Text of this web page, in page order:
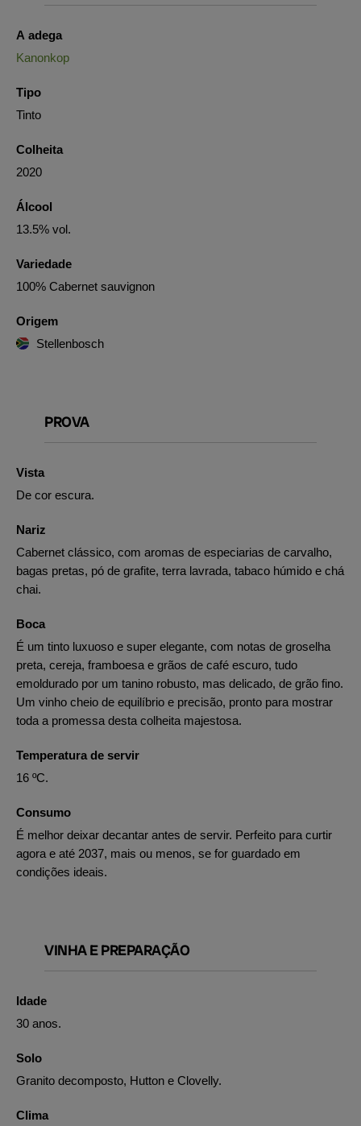
A adega
Kanonkop
Tipo
Tinto
Colheita
2020
Álcool
13.5% vol.
Variedade
100% Cabernet sauvignon
Origem
Stellenbosch
PROVA
Vista
De cor escura.
Nariz
Cabernet clássico, com aromas de especiarias de carvalho,
bagas pretas, pó de grafite, terra lavrada, tabaco húmido e chá
chai.
Boca
É um tinto luxuoso e super elegante, com notas de groselha
preta, cereja, framboesa e grãos de café escuro, tudo
emoldurado por um tanino robusto, mas delicado, de grão fino.
Um vinho cheio de equilíbrio e precisão, pronto para mostrar
toda a promessa desta colheita majestosa.
Temperatura de servir
16 ºC.
Consumo
É melhor deixar decantar antes de servir. Perfeito para curtir
agora e até 2037, mais ou menos, se for guardado em
condições ideais.
VINHA E PREPARAÇÃO
Idade
30 anos.
Solo
Granito decomposto, Hutton e Clovelly.
Clima